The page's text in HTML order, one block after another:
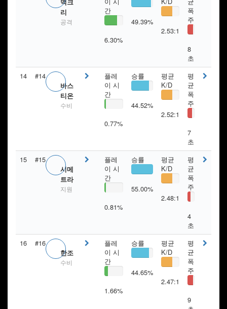
맥크
리
공격
간
6.30%
49.39%
2.53:1
폭
주
8
초
14
#14
바스
티온
수비
플레
이 시
간
0.77%
승률
44.52%
평균
K/D
2.52:1
평
균
폭
주
7
초
15
#15
시메
트라
지원
플레
이 시
간
0.81%
승률
55.00%
평균
K/D
2.48:1
평
균
폭
주
4
초
16
#16
한조
수비
플레
이 시
간
1.66%
승률
44.65%
평균
K/D
2.47:1
평
균
폭
주
9